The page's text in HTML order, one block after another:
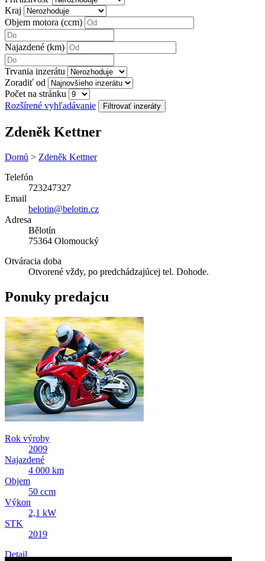
Kraj
Objem motora (ccm)
Najazdené (km)
Trvania inzerátu
Zoradiť od
Počet na stránku
Rozšírené vyhľadávanie
Zdeněk Kettner
Domů > Zdeněk Kettner
Telefón
723247327
Email
belotin@belotin.cz
Adresa
Bělotín
75364 Olomoucký
Otváracia doba
Otvorené vždy, po predchádzajúcej tel. Dohode.
Ponuky predajcu
Rok výroby
2009
Najazdené
4 000 km
Objem
50 ccm
Výkon
2,1 kW
STK
2019
Detail